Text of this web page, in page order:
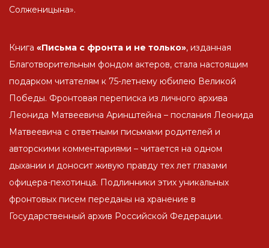
Солженицына».
Книга «Письма с фронта и не только», изданная
Благотворительным фондом актеров, стала настоящим
подарком читателям к 75-летнему юбилею Великой
Победы. Фронтовая переписка из личного архива
Леонида Матвеевича Аринштейна – послания Леонида
Матвеевича с ответными письмами родителей и
авторскими комментариями – читается на одном
дыхании и доносит живую правду тех лет глазами
офицера-пехотинца. Подлинники этих уникальных
фронтовых писем переданы на хранение в
Государственный архив Российской Федерации.